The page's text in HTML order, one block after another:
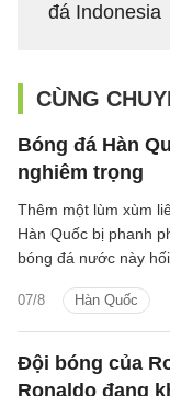
đá Indonesia
CÙNG
Bóng đá Hàn
nghiêm trọng
07/8 Hàn Quốc
Thêm một lùm xùm
Hàn Quốc bị phanh
bóng đá nước này
Đội bóng của
Ronaldo đang